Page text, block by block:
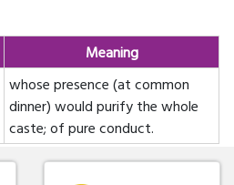
Meaning
whose presence (at common
dinner) would purify the whole
caste; of pure conduct.